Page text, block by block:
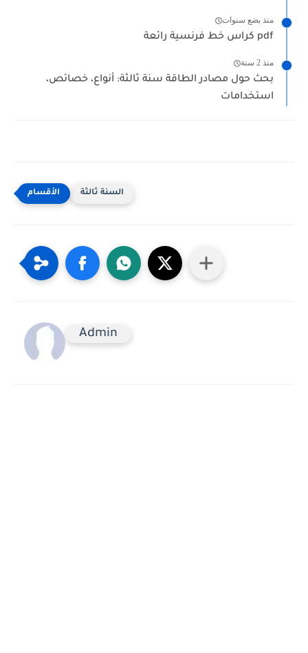
منذ بضع سنوات
كراس خط فرنسية رائعة pdf
منذ 2 سنة
بحث حول مصادر الطاقة سنة ثالثة: أنواع، خصائص،
استخدامات
السنة ثالثة
Admin